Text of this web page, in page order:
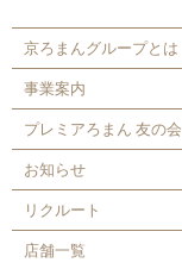
京ろまんグループとは
事業案内
プレミアろまん 友の会
お知らせ
リクルート
店舗一覧